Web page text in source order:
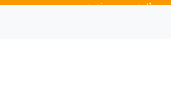
expectations-metal]